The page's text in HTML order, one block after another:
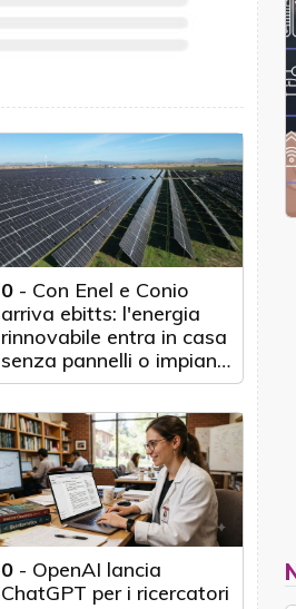
0 - Con Enel e Conio
arriva ebitts: l'energia
rinnovabile entra in casa
senza pannelli o impianti
fisici
0 - OpenAI lancia
ChatGPT per i ricercatori